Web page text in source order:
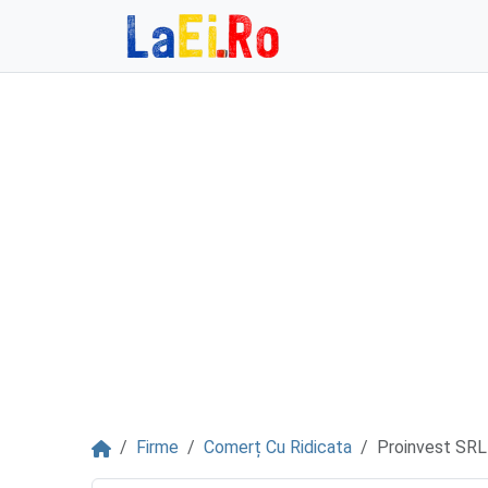
AcasăFirme Comerț Cu Ridicata Proinvest SRL